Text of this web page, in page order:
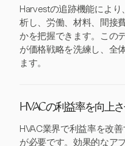
Harvestの追跡機能によ
析し、労働、材料、間接
かを把握できます。この
が価格戦略を洗練し、全
ます。
HVACの利益率を向上
HVAC業界で利益率を改
が必要です。効果的なア